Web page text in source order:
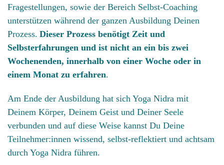
Fragestellungen, sowie der Bereich Selbst-Coaching
unterstützen während der ganzen Ausbildung Deinen
Prozess. Dieser Prozess benötigt Zeit und
Selbsterfahrungen und ist nicht an ein bis zwei
Wochenenden, innerhalb von einer Woche oder in
einem Monat zu erfahren.
Am Ende der Ausbildung hat sich Yoga Nidra mit
Deinem Körper, Deinem Geist und Deiner Seele
verbunden und auf diese Weise kannst Du Deine
Teilnehmer:innen wissend, selbst-reflektiert und achtsam
durch Yoga Nidra führen.